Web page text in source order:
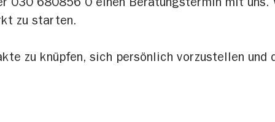
zu starten.
zu knüpfen, sich persönlich vorzustellen und